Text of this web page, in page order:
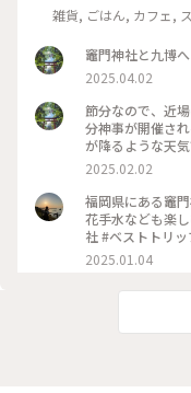
雑貨, ごはん, カフェ,
2025.04.02
節分なので、近
分神事が開催さ
が降るような天
豆もCatch出来
さん（季のせ）
東長寺は古い縁
度、豆撒きの時
かなぁ〜って思
2025.02.02
福岡県にある竈
花手水なども楽
社 #ベストトリ
2025.01.04